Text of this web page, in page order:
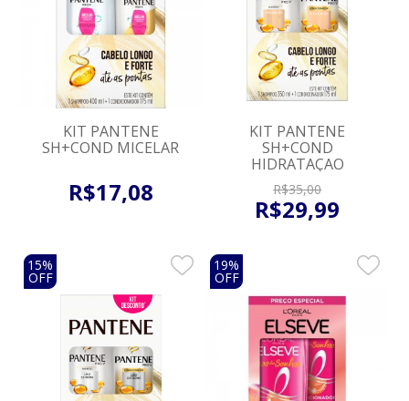
KIT PANTENE
SH+COND MICELAR
R$17,08
KIT PANTENE
SH+COND
HIDRATAÇAO
R$35,00
R$29,99
15%
OFF
19%
OFF